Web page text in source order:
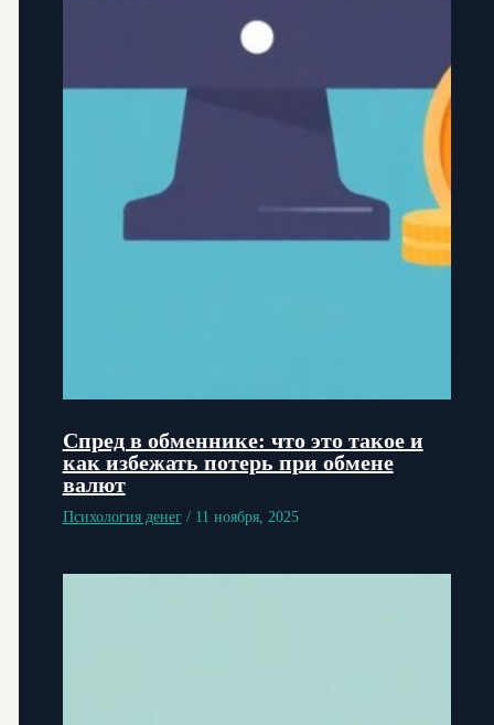
Спред в обменнике: что это такое и
как избежать потерь при обмене
валют
Психология денег/ 11 ноября, 2025